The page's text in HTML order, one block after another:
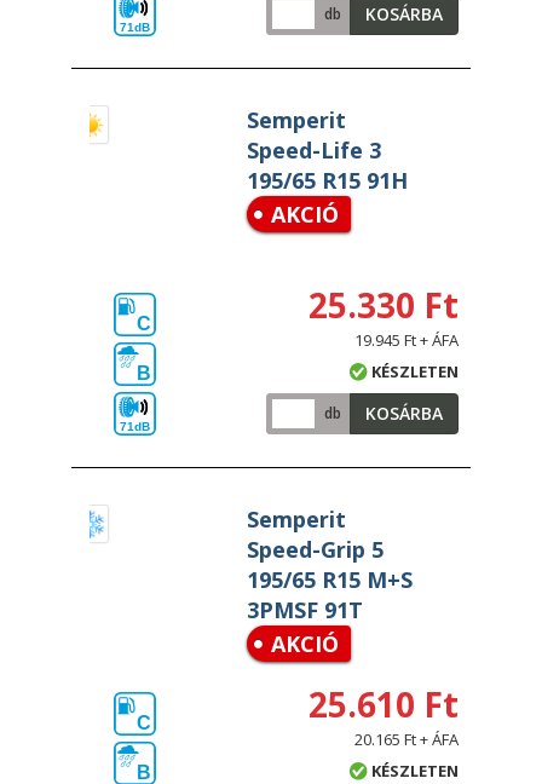
71dB
db KOSÁRBA
Semperit
Speed-Life 3
195/65 R15 91H
AKCIÓ
C
B
71dB
25.330 Ft
19.945 Ft + ÁFA
KÉSZLETEN
db KOSÁRBA
Semperit
Speed-Grip 5
195/65 R15 M+S
3PMSF 91T
AKCIÓ
C
B
25.610 Ft
20.165 Ft + ÁFA
KÉSZLETEN